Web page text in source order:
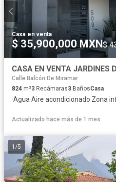
Casa·en venta
$ 35,900,000 MXN$
CASA EN VENTA JARDINES
Calle Balcón De Miramar
824 m²3 Recámaras3 BañosCasa
·Agua·Aire acondicionado·Zona
Actualizado hace más de 1 mes
1 /5